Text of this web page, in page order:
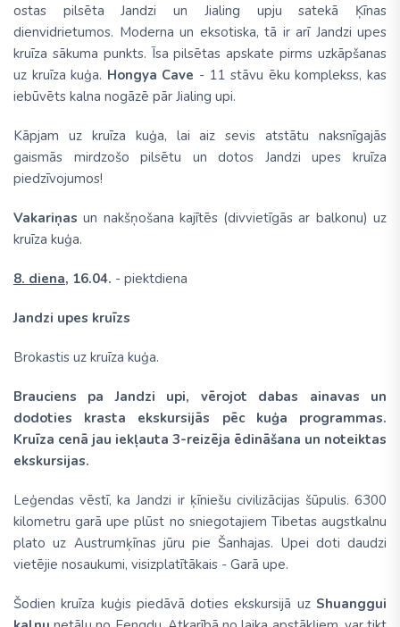
ostas pilsēta Jandzi un Jialing upju satekā Ķīnas
dienvidrietumos. Moderna un eksotiska, tā ir arī Jandzi upes
kruīza sākuma punkts. Īsa pilsētas apskate pirms uzkāpšanas
uz kruīza kuģa. Hongya Cave - 11 stāvu ēku komplekss, kas
iebūvēts kalna nogāzē pār Jialing upi.
Kāpjam uz kruīza kuģa, lai aiz sevis atstātu naksnīgajās
gaismās mirdzošo pilsētu un dotos Jandzi upes kruīza
piedzīvojumos!
Vakariņas un nakšņošana kajītēs (divvietīgās ar balkonu) uz
kruīza kuģa.
8. diena, 16.04. - piektdiena
Jandzi upes kruīzs
Brokastis uz kruīza kuģa.
Brauciens pa Jandzi upi, vērojot dabas ainavas un
dodoties krasta ekskursijās pēc kuģa programmas.
Kruīza cenā jau iekļauta 3-reizēja ēdināšana un noteiktas
ekskursijas.
Leģendas vēstī, ka Jandzi ir ķīniešu civilizācijas šūpulis. 6300
kilometru garā upe plūst no sniegotajiem Tibetas augstkalnu
plato uz Austrumķīnas jūru pie Šanhajas. Upei doti daudzi
vietējie nosaukumi, visizplatītākais - Garā upe.
Šodien kruīza kuģis piedāvā doties ekskursijā uz Shuanggui